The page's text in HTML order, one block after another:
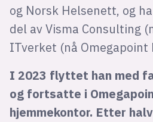
og Norsk Helsenett, og
del av Visma Consulting
ITverket (nå Omegapoint
I 2023 flyttet han med
og fortsatte i
hjemmekontor. Etter